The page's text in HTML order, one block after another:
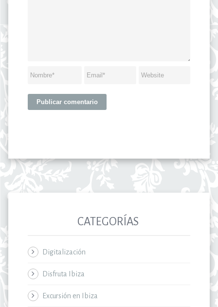
CATEGORÍAS
Digitalización
Disfruta Ibiza
Excursión en Ibiza